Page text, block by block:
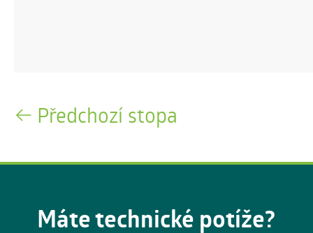
Předchozí stopa
Máte technické potíže?